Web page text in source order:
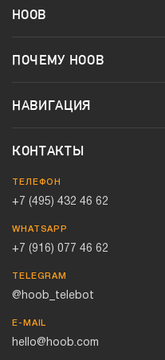
HOOB
ПОЧЕМУ HOOB
НАВИГАЦИЯ
КОНТАКТЫ
ТЕЛЕФОН
+7 (495) 432 46 62
WHATSAPP
+7 (916) 077 46 62
TELEGRAM
@hoob_telebot
E-MAIL
hello@hoob.com